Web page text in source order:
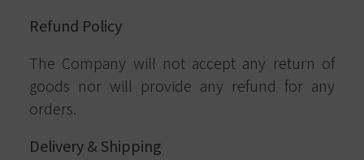
Refund Policy
The Company will not accept any return of
goods nor will provide any refund for any
orders.
Delivery & Shipping